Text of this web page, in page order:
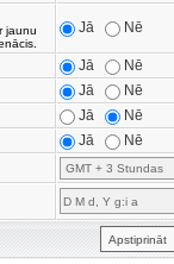
jaunu
Jā Nē
Jā
Nē
Jā
Nē
Jā
Nē
Jā
Nē